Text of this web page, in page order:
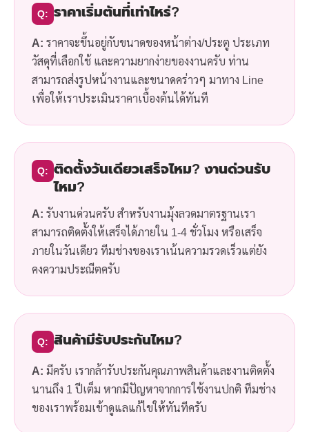
Q: ราคาเริ่มต้นที่เท่าไหร่?
A: ราคาจะขึ้นอยู่กับขนาดของหน้าต่าง/ประตู ประเภท
วัสดุที่เลือกใช้ และความยากง่ายของงานครับ ท่าน
สามารถส่งรูปหน้างานและขนาดคร่าวๆ มาทาง Line
เพื่อให้เราประเมินราคาเบื้องต้นได้ทันที
Q: ติดตั้งวันเดียวเสร็จไหม? งานด่วนรับ
ไหม?
A: รับงานด่วนครับ สำหรับงานมุ้งลวดมาตรฐานเรา
สามารถติดตั้งให้เสร็จได้ภายใน 1-4 ชั่วโมง หรือเสร็จ
ภายในวันเดียว ทีมช่างของเราเน้นความรวดเร็วแต่ยัง
คงความประณีตครับ
Q: สินค้ามีรับประกันไหม?
A: มีครับ เรากล้ารับประกันคุณภาพสินค้าและงานติดตั้ง
นานถึง 1 ปีเต็ม หากมีปัญหาจากการใช้งานปกติ ทีมช่าง
ของเราพร้อมเข้าดูแลแก้ไขให้ทันทีครับ